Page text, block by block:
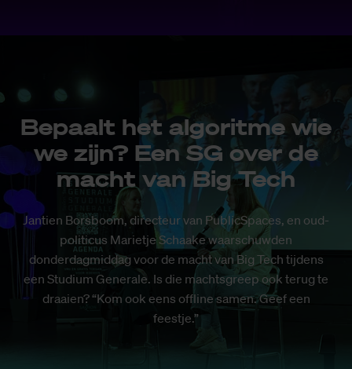
Bepaalt het algoritme wie
we zijn? Een SG over de
macht van Big Tech
Jantien Borsboom, directeur van PublicSpaces, en oud-
politicus Marietje Schaake waarschuwden
donderdagmiddag voor de macht van Big Tech tijdens
een Studium Generale. Is die machtsgreep ook terug te
draaien? “Kom ook eens offline samen. Geef een
feestje.”